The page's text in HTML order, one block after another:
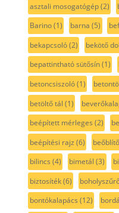
asztali mosogatógép(2)
Barino(1) barna (5)
bekapcsoló(2) bekötő
bepattintható sütősín(1)
betoncsiszoló(1)
betöltő tál (1)
beépített mérleges (2)
beépítési rajz (6)
bilincs (4) bimetál (3)
biztosíték(6)
bontókalapács (12)